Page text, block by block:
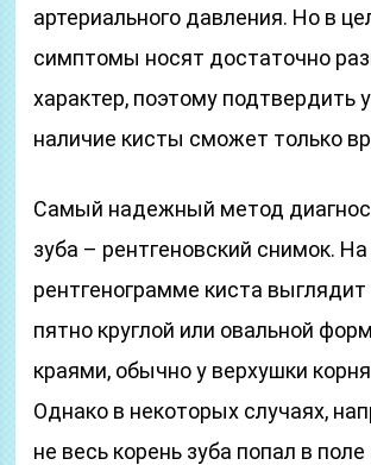
артериального давления. Но в
симптомы носят достаточно
характер, поэтому подтвердить
наличие кисты сможет только
Самый надежный метод
зуба – рентгеновский снимок. На
рентгенограмме киста выглядит
пятно круглой или овальной
краями, обычно у верхушки
Однако в некоторых случаях,
не весь корень зуба попал в поле